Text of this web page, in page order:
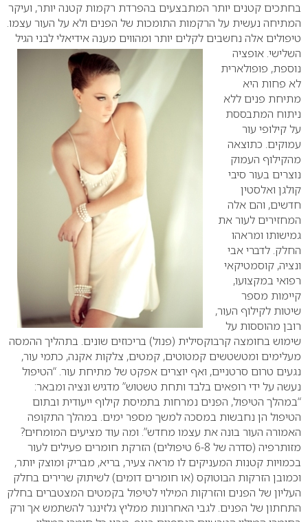
בחתכים קטנים יותר המתבצעים בהפרדת רקמות קטנה יותר, ועיקר
המתיחה נעשית על הרקמות התומכות של הפנים ולא על העור עצמו.
טיפולים אלה נחשבים לקלים יותר ומהווים מענה אידיאלי לבני הגיל
השלישי. אופציה
נוספת, פופולארית
לא פחות היא
מתיחת פנים ללא
ניתוח המתבססת
על קילופי עור
עמוקים. כתוצאה
מהקילוף העמוק
נוצרים בעור סיבי
קולגן ואלסטין
חדשים, והם אלה
המחזירים לעור את
גמישותו ומראהו
החלק. לדברי אבי
ונציה, קוסמטיקאי
רפואי במקצועו,
קיימות מספר
שיטות לקילוף העור,
רובן מהוססות על
שימוש בחומצה קרבוקסילית (פנול) בריכוזים שונים. בתהליך ההמסה
מעלימים ומטשטשים קמטוטים, קמטים, צלקות אקנה, כתמי עור,
נגעים טרום סרטניים, ואף יוצרים אפקט של מתיחת עור. “הטיפול
נעשה על ידי רופאים בלבד ותחת טשטוש” מדגיש ונציה ומבאר:
“במהלך הטיפול, הפנים נמרחות בתמיסת קילוף ייעודית ובתום
הטיפול הן נחבשות במסכה למשך מספר ימים. במהלך התקופה
האמורה העור בונה את עצמו מחדש”. ומה עוד מציעים המומחים?
מזותרפיה (סדרה של 6-8 טיפולים) הזרקת חומרים פעילים לעור
בכמויות קטנות המעניקים לו מראה צעיר, בריא, מבריק ומוצק יותר,
וכמובן הזרקות הבוטוקס (או חומרים דומים) לשיתוק שרירים בחלק
העליון של הפנים והזרקות המילוי לטיפול בקמטים המצטברים בחלק
התחתון של הפנים. לגבי האחרונות ממליץ גלזינגר להשתמש אך ורק